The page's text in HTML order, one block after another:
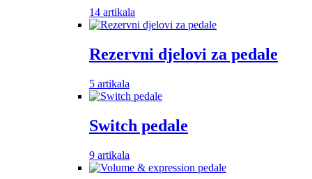
14 artikala
Rezervni djelovi za pedale
5 artikala
Switch pedale
9 artikala